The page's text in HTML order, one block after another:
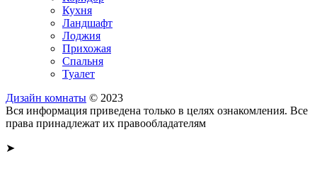
Кухня
Ландшафт
Лоджия
Прихожая
Спальня
Туалет
Дизайн комнаты © 2023
Вся информация приведена только в целях ознакомления. Все
права принадлежат их правообладателям
➤